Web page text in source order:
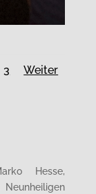
3 Weiter
Hesse,